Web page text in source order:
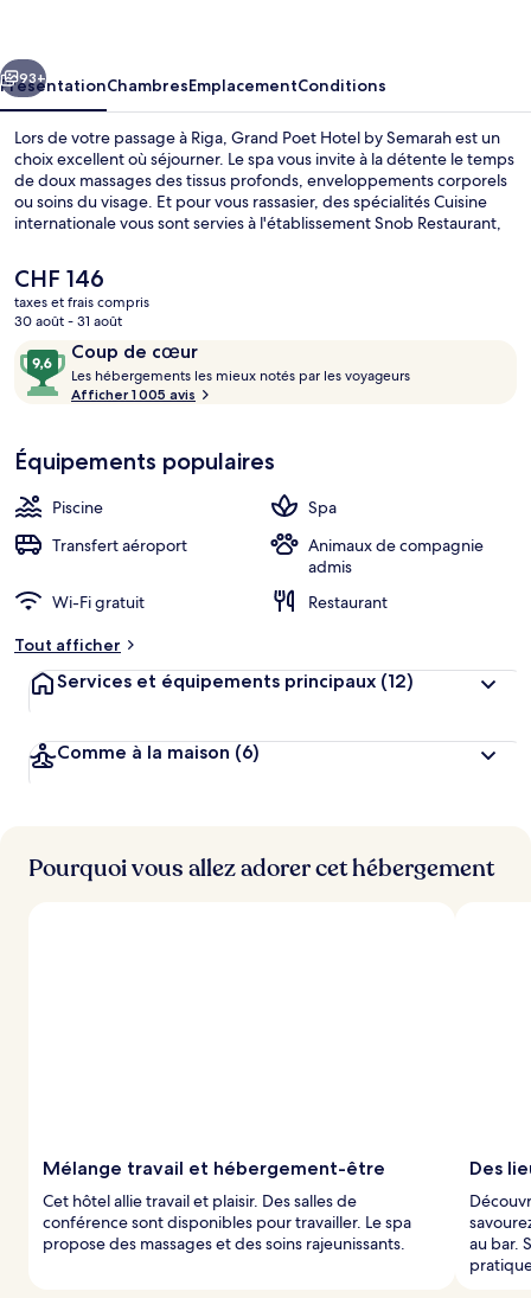
Semarah
Suivant
93+
PrésentationChambresEmplacementConditions
Lors de votre passage à Riga, Grand Poet Hotel by Semarah est un
choix excellent où séjourner. Le spa vous invite à la détente le temps
de doux massages des tissus profonds, enveloppements corporels
ou soins du visage. Et pour vous rassasier, des spécialités Cuisine
internationale vous sont servies à l'établissement Snob Restaurant,
Parmi les autres avantages de cet hôtel de luxe, on trouve une
piscine couverte, un bar / salon et une salle de fitness ouverte 24
h/24, l'idéal pour des vacances sans soucis. Les autres voyageurs ne
tarissent pas d'éloges en ce qui concerne le personnel attentionné
et la présentation générale.
Le
prix
actuel
de
CHF 146.
CHF 146
taxes et frais compris
30 août - 31 août
Avis
voyageurs
Coup de cœur
9,6
sur
10,
cœur
Les hébergements les mieux notés par les voyageurs
r
t
l
e
u
Afficher 1 005 avis
Équipements populaires
Piscine
Spa
Transfert aéroport
Animaux de compagnie
admis
Wi-Fi gratuit
Restaurant
Tout afficher
Services et équipements principaux (12)
Comme à la maison (6)
Pourquoi vous allez adorer cet hébergement
Mélange travail et hébergement-être
Cet hôtel allie travail et plaisir. Des salles de
conférence sont disponibles pour travailler. Le spa
propose des massages et des soins rajeunissants.
Des
au bar.